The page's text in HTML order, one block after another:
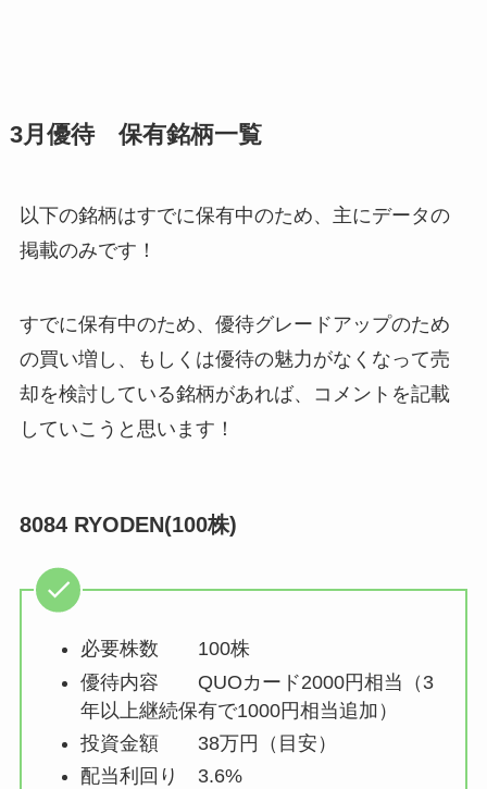
3月優待 保有銘柄一覧
以下の銘柄はすでに保有中のため、主にデータの
掲載のみです！
すでに保有中のため、優待グレードアップのため
の買い増し、もしくは優待の魅力がなくなって売
却を検討している銘柄があれば、コメントを記載
していこうと思います！
8084 RYODEN(100株)
必要株数 100株
優待内容 QUOカード2000円相当（3
年以上継続保有で1000円相当追加）
投資金額 38万円（目安）
配当利回り 3.6%